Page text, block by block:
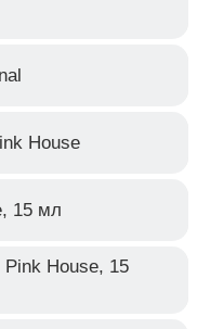
House
15 мл
House, 15